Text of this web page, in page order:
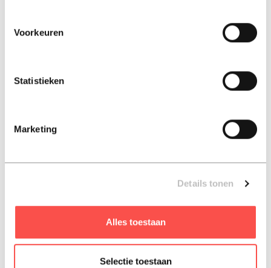
Voorkeuren
Statistieken
Marketing
Details tonen
Alles toestaan
Selectie toestaan
Dit boek is geen medisch dossier en geen theoretische
is om langzaam de grip op de gedeelde werkelijkheid te
verliezen, en hoe het leven daarna opnieuw vorm krijgt.
verhelderen. Niet om te overtuigen, maar om ruimte te
maken voor nuance. Psychische aandoeningen worden
Dit boek vertelt wat zich daartussen afspeelt: ervaring,
2026, Nederlands